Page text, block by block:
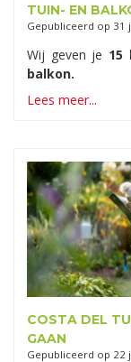
TUIN- EN
Gepubliceerd op 31
Wij geven je 15
balkon.
Lees meer...
COSTA DEL
GAAN
Gepubliceerd op 22